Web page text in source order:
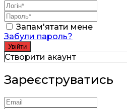
Запам'ятати мене
Забули пароль?
Створити акаунт
Зареєструватись